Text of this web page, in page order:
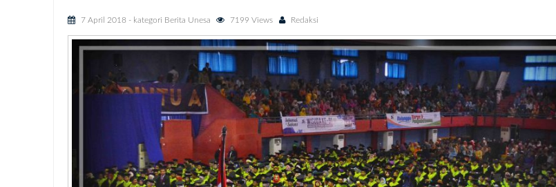
7 April 2018 - kategori Berita Unesa 7199 Views Redaksi